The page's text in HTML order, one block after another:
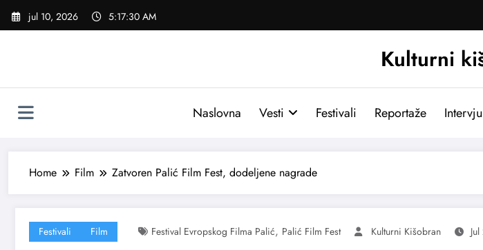
Skoči
jul 10, 2026 5:17:32 AM
Kulturni
Naslovna Vesti Festivali Reportaže Intervju
Home Film Zatvoren Palić Film Fest, dodeljene nagrade
Festivali Film Festival Evropskog Filma Palić, Palić Film Fest Kulturni Kišobran